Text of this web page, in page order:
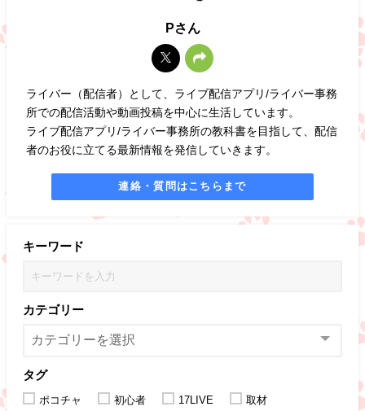
Pさん
ライバー（配信者）として、ライブ配信アプリ/ライバー事務
所での配信活動や動画投稿を中心に生活しています。
ライブ配信アプリ/ライバー事務所の教科書を目指して、配信
者のお役に立てる最新情報を発信していきます。
連絡・質問はこちらまで
キーワード
カテゴリー
タグ
ポコチャ 初心者 17LIVE
取材